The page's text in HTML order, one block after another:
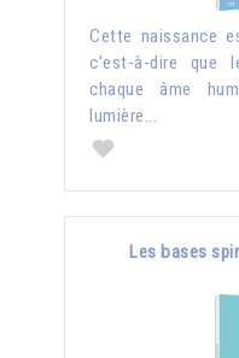
Cette naissance
c'est-à-dire que
chaque âme
lumière...
Les bases